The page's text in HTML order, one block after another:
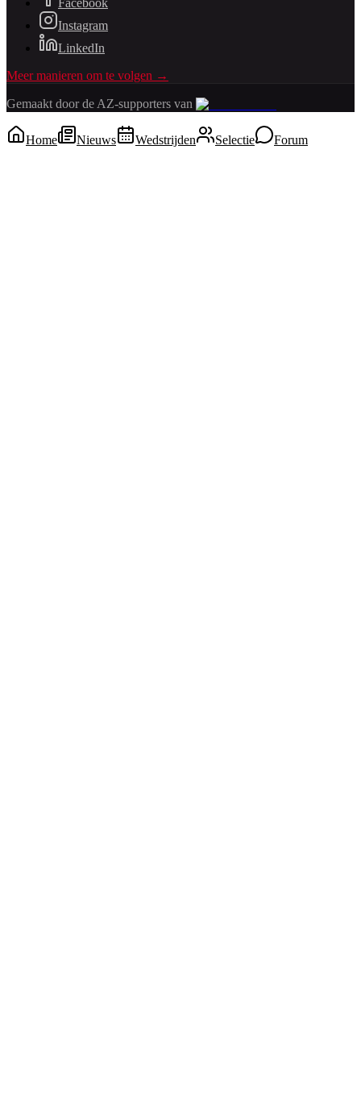
Facebook
Instagram
LinkedIn
Meer manieren om te volgen →
Gemaakt door de AZ-supporters van
Home Nieuws Wedstrijden Selectie Forum